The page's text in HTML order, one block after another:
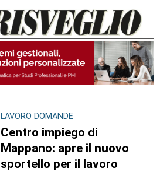
LAVORO DOMANDE
Centro impiego di
Mappano: apre il nuovo
sportello per il lavoro